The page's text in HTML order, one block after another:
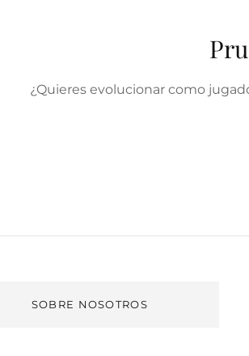
¿Quieres evolucionar como
SOBRE NOSOTROS